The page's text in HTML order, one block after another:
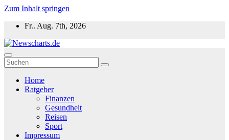
Zum Inhalt springen
Fr.. Aug. 7th, 2026
Newscharts.de
Aktuelle News zu Politik, Wirtschaft & Unterhaltung weltweit
Home
Ratgeber
Finanzen
Gesundheit
Reisen
Sport
Impressum